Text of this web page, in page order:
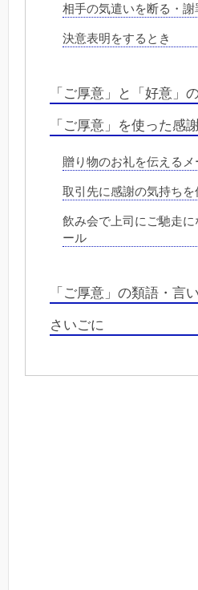
相手の気遣いを断る・
決意表明をするとき
「ご厚意」と「好意」
「ご厚意」を使った感
贈り物のお礼を伝えるメ
取引先に感謝の気持ち
飲み会で上司にご馳走
ール
「ご厚意」の類語・言
さいごに